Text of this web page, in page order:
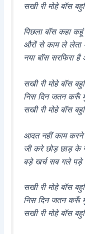
सखी री मोहे बॉस
पिछला बॉस कहा कहूं
औरों से काम ले लेता
नया बॉस सरफिरा
सखी री मोहे बॉस
निस दिन जतन करूँ
सखी री मोहे बॉस
आदत नहीं काम करने
जी करे छोड़ छाड़
बड़े खर्च सब गले पड़े
सखी री मोहे बॉस
निस दिन जतन करूँ
सखी री मोहे बॉस